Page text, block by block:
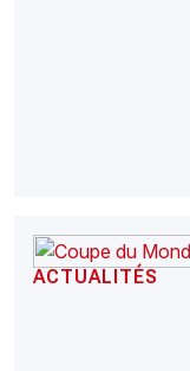
ACTUALITÉS